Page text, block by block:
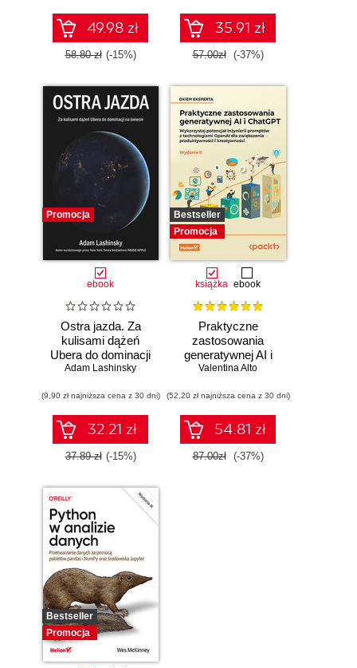
49.98 zł
58.80 zł (-15%)
35.91 zł
57.00zł (-37%)
Promocja
ebook
Ostra jazda. Za
kulisami dążeń
Ubera do dominacji
na świecie
Adam Lashinsky
(9,90 zł najniższa cena z 30 dni)
32.21 zł
37.89 zł (-15%)
Bestseller
Promocja
książka ebook
Praktyczne
zastosowania
generatywnej AI i
ChatGPT.
potencjał inżynierii
promptów z
technologiami
OpenAI dla
zwiększenia
Valentina Alto
(52,20 zł najniższa cena z 30 dni)
54.81 zł
87.00zł (-37%)
Bestseller
Promocja